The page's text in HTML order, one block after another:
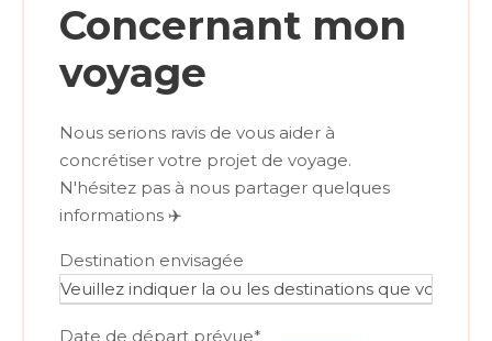
Concernant mon
voyage
Nous serions ravis de vous aider à
concrétiser votre projet de voyage.
N'hésitez pas à nous partager quelques
informations ✈️
Destination envisagée
Date de départ prévue*